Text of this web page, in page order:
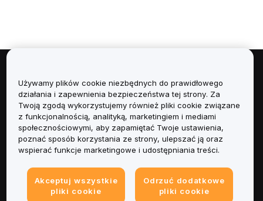
Informacje
Usługi
Obsługa Klienta
Informacje prawne
Używamy plików cookie niezbędnych do prawidłowego
działania i zapewnienia bezpieczeństwa tej strony. Za
Twoją zgodą wykorzystujemy również pliki cookie związane
z funkcjonalnością, analityką, marketingiem i mediami
społecznościowymi, aby zapamiętać Twoje ustawienia,
poznać sposób korzystania ze strony, ulepszać ją oraz
wspierać funkcje marketingowe i udostępniania treści.
Akceptuj wszystkie
pliki cookie
Odrzuć dodatkowe
pliki cookie